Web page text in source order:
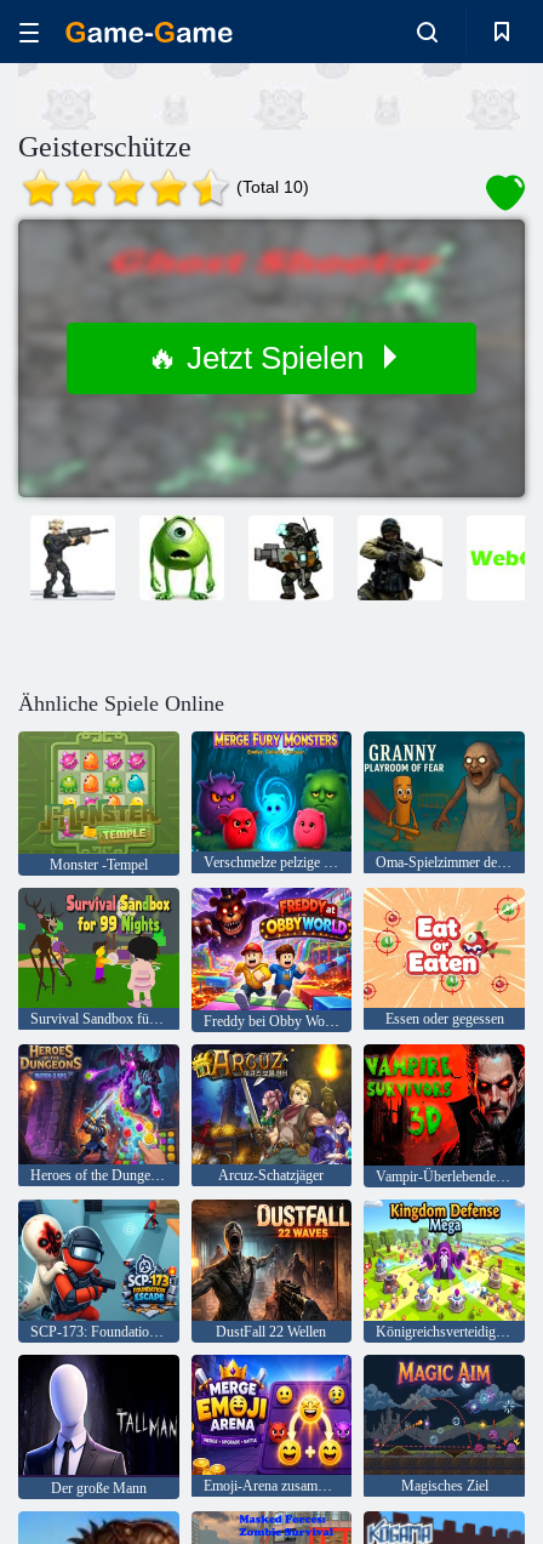
Geisterschütze
(Total 10)
🔥 Jetzt Spielen
Ähnliche Spiele Online
Monster -Tempel Verschmelze pelzige Monster Oma-Spielzimmer der Angst
Survival Sandbox für 99 Nächte Freddy bei Obby World Essen oder gegessen
Heroes of the Dungeons: Match-3-Rollenspiel Arcuz-Schatzjäger Vampir-Überlebende 3D
SCP-173: Foundation-Flucht DustFall 22 Wellen Königreichsverteidigung Mega
Der große Mann Emoji-Arena zusammenführen Magisches Ziel